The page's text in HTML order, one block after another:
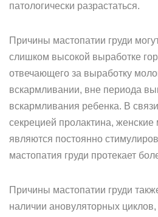
патологически разрастаться.
Причины мастопатии груди
слишком высокой выработке
отвечающего за выработку
вскармливании, вне периода
вскармливания ребенка. В
секрецией пролактина,
являются постоянно
мастопатия груди протекает
Причины мастопатии груди
наличии ановуляторных циклов,